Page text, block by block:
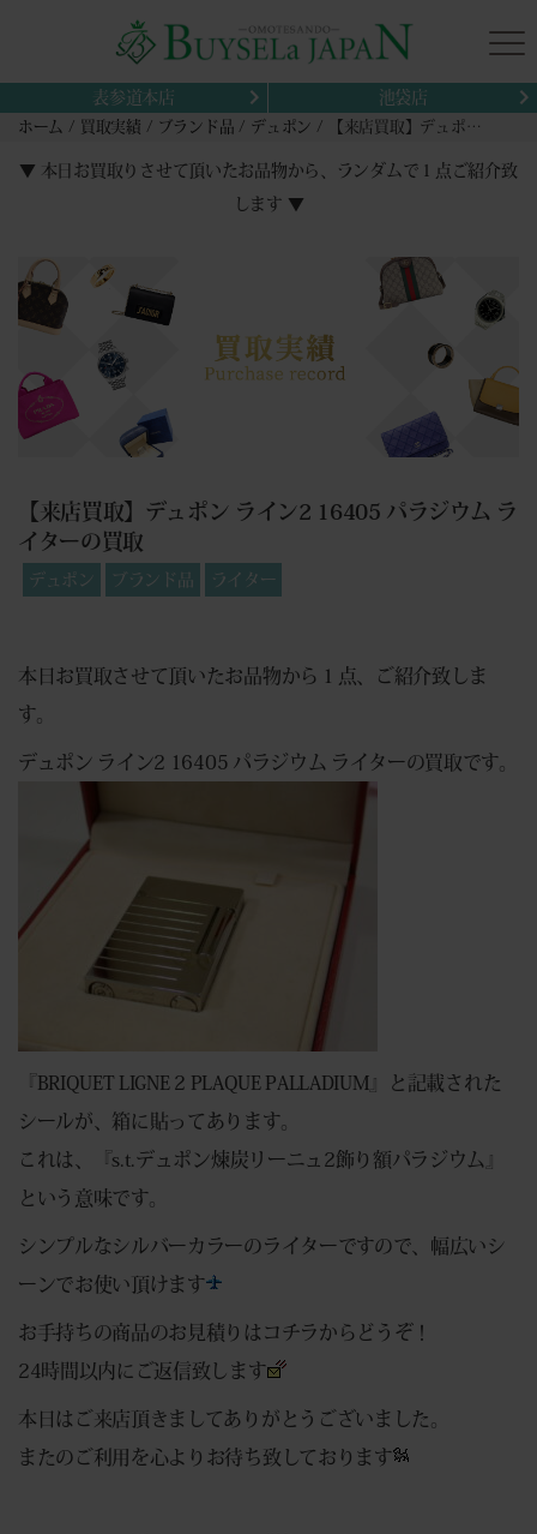
表参道本店 池袋店
ホーム 買取実績 ブランド品 デュポン 【来店買取】デュポン ライン2 16405 パラジウム ライターの買取
▼ 本日お買取りさせて頂いたお品物から、ランダムで１点ご紹介致
します ▼
【来店買取】デュポン ライン2 16405 パラジウム ラ
イターの買取
デュポン ブランド品 ライター
本日お買取させて頂いたお品物から１点、ご紹介致しま
す。
デュポン ライン2 16405 パラジウム ライターの買取です。
『BRIQUET LIGNE 2 PLAQUE PALLADIUM』と記載された
シールが、箱に貼ってあります。
これは、『s.t.デュポン煉炭リーニュ2飾り額パラジウム』
という意味です。
シンプルなシルバーカラーのライターですので、幅広いシ
ーンでお使い頂けます
お手持ちの商品のお見積りは コチラからどうぞ！
24時間以内にご返信致します
本日はご来店頂きましてありがとうございました。
またのご利用を心よりお待ち致しております